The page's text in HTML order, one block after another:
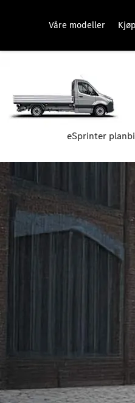
Våre modeller
eSprinter